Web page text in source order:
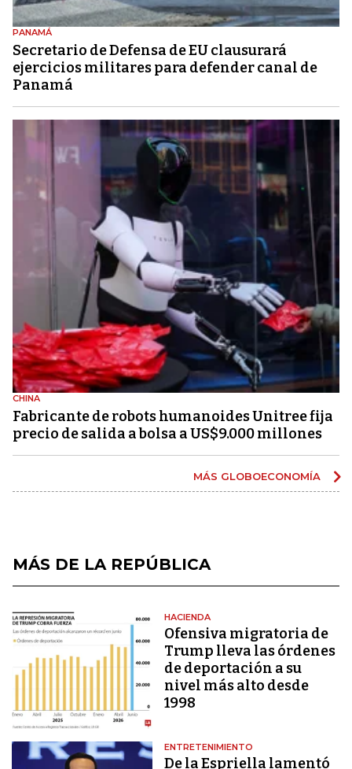
PANAMÁ
Secretario de Defensa de EU clausurará
ejercicios militares para defender canal de
Panamá
CHINA
Fabricante de robots humanoides Unitree fija
precio de salida a bolsa a US$9.000 millones
MÁS GLOBOECONOMÍA
MÁS DE LA REPÚBLICA
HACIENDA
Ofensiva migratoria de
Trump lleva las órdenes
de deportación a su
nivel más alto desde
1998
ENTRETENIMIENTO
De la Espriella lamentó